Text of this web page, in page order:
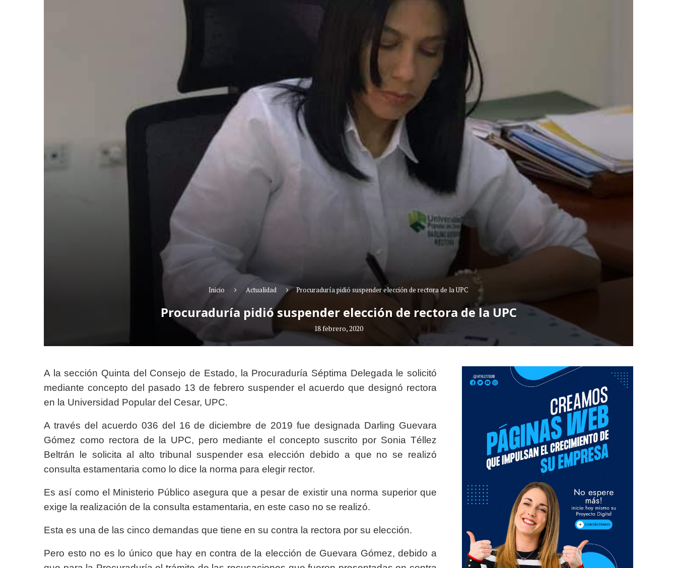
Inicio Actualidad Procuraduría pidió suspender elección de rectora de la UPC
Procuraduría pidió suspender elección de rectora de la UPC
18 febrero, 2020
A la sección Quinta del Consejo de Estado, la Procuraduría Séptima Delegada le solicitó
mediante concepto del pasado 13 de febrero suspender el acuerdo que designó rectora
en la Universidad Popular del Cesar, UPC.
A través del acuerdo 036 del 16 de diciembre de 2019 fue designada Darling Guevara
Gómez como rectora de la UPC, pero mediante el concepto suscrito por Sonia Téllez
Beltrán le solicita al alto tribunal suspender esa elección debido a que no se realizó
consulta estamentaria como lo dice la norma para elegir rector.
Es así como el Ministerio Público asegura que a pesar de existir una norma superior que
exige la realización de la consulta estamentaria, en este caso no se realizó.
Esta es una de las cinco demandas que tiene en su contra la rectora por su elección.
Pero esto no es lo único que hay en contra de la elección de Guevara Gómez, debido a